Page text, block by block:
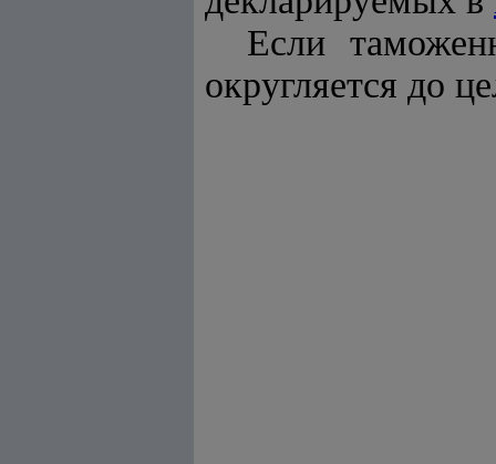
Если
округляется до